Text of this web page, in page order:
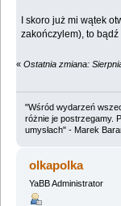
I skoro już mi wątek
zakończylem), to bądź
« Ostatnia zmiana:
"Wśród wydarzeń
różnie je postrzegamy.
umysłach" - Marek
olkapolka
YaBB Administrator